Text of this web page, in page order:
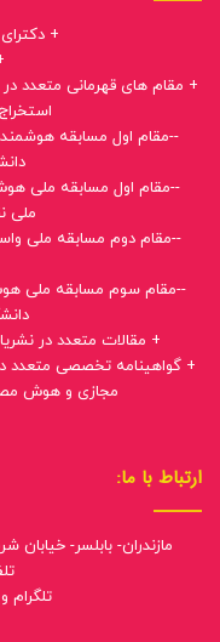
+
+ مقام های قهرمانی متعدد
--مقام اول مسابقه
--مقام اول مسابقه ملی
ملی
--مقام دوم مسابقه ملی
--مقام سوم مسابقه ملی
+ مقالات متعدد در
+ گواهینامه تخصصی متعدد
مجازی و هوش
ارتباط با ما:
مازندران- بابلسر- خیابان
تلفن:
تلگرام و